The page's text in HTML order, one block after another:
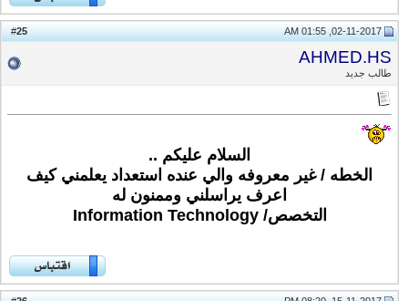
25 02-11-2017, 01:55 AM
AHMED.HS
طالب جديد
السلام عليكم ..
الخطه / غير معروفه والي عنده استعداد يعلمني كيف
اعرف يراسلني وممنون له
التخصص/ Information Technology